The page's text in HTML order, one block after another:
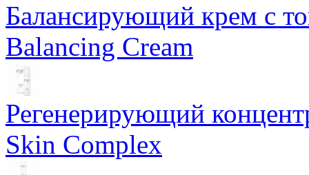
Балансирующий крем с
Balancing Cream
Регенерирующий
Skin Complex